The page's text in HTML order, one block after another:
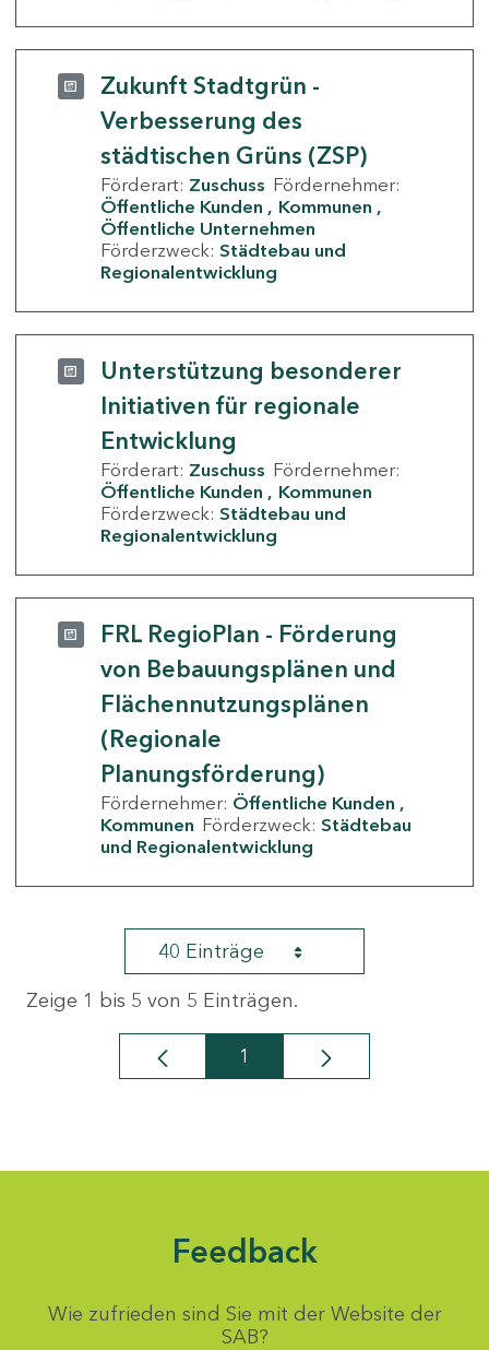
Zukunft Stadtgrün -
Verbesserung des
städtischen Grüns (ZSP)
Förderart: Zuschuss Fördernehmer:
Öffentliche Kunden
Kommunen
Öffentliche Unternehmen
Förderzweck: Städtebau und
Regionalentwicklung
Unterstützung besonderer
Initiativen für regionale
Entwicklung
Förderart: Zuschuss Fördernehmer:
Öffentliche Kunden
Kommunen
Förderzweck: Städtebau und
Regionalentwicklung
FRL RegioPlan - Förderung
von Bebauungsplänen und
Flächennutzungsplänen
(Regionale
Planungsförderung)
Fördernehmer: Öffentliche Kunden
Kommunen Förderzweck: Städtebau
und Regionalentwicklung
40 Einträge
Zeige 1 bis 5 von 5 Einträgen.
Seite
1
Feedback
Wie zufrieden sind Sie mit der Website der
SAB?